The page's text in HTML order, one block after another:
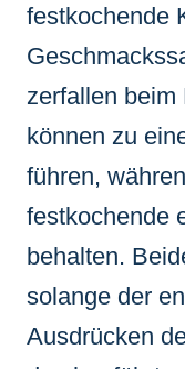
festkochende
zerfallen beim
können zu
führen,
festkochende
behalten.
solange der
Ausdrücken